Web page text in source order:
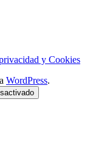
y Cookies
WordPress.